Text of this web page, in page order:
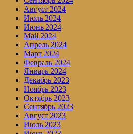
Август 2024
Июль 2024
Июнь 2024
Май 2024
Апрель 2024
Март 2024
Февраль 2024
Январь 2024
Декабрь 2023
Ноябрь 2023
Октябрь 2023
Сентябрь 2023
Август 2023
Июль 2023